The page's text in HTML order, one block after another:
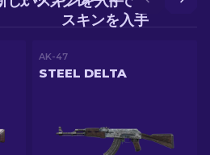
スキンを入手
AK-47
STEEL DELTA